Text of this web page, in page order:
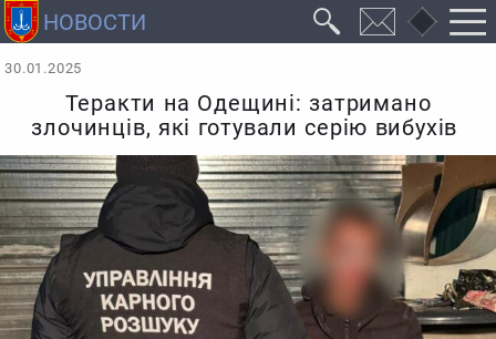
30.01.2025
Теракти на Одещині: затримано
злочинців, які готували серію вибухів